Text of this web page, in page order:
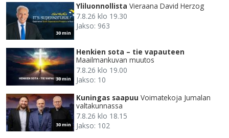
30 min
Yliluonnollista Vieraana David Herzog
7.8.26 klo 19.30
Jakso: 963
30 min
Henkien sota – tie vapauteen
Maailmankuvan muutos
7.8.26 klo 19.00
Jakso: 10
30 min
Kuningas saapuu Voimatekoja Jumalan
valtakunnassa
7.8.26 klo 18.15
Jakso: 102